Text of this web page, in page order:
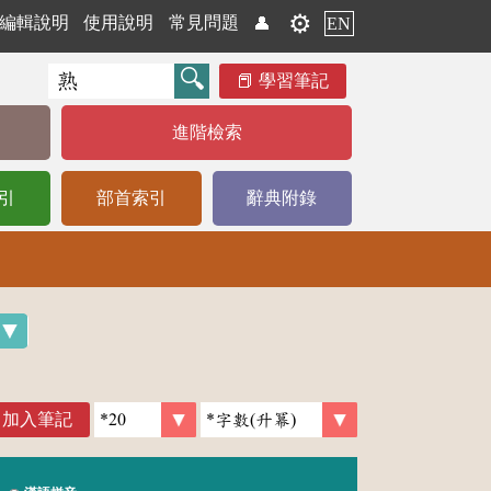
輯說明 使用說明 常見問題 👤 ⚙️ EN
學習筆記
進階檢索
部首索引 辭典附錄
加入筆記